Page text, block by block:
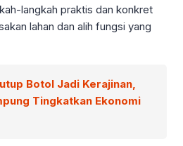
langkah praktis dan konkret
lahan dan alih fungsi yang
Botol Jadi Kerajinan,
Tingkatkan Ekonomi